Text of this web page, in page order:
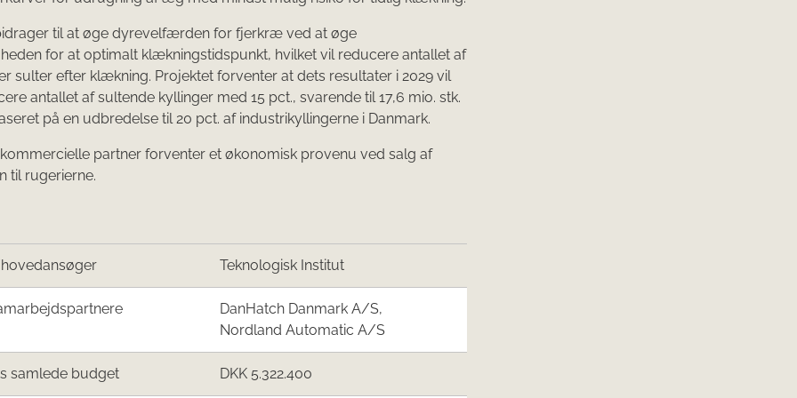
til at øge dyrevelfærden for fjerkræ ved at øge
for at optimalt klækningstidspunkt, hvilket vil reducere antallet af
sulter efter klækning. Projektet forventer at dets resultater i 2029 vil
antallet af sultende kyllinger med 15 pct., svarende til 17,6 mio. stk.
på en udbredelse til 20 pct. af industrikyllingerne i Danmark.
partner forventer et økonomisk provenu ved salg af
til rugerierne.
Teknologisk Institut
DanHatch Danmark A/S,
Nordland Automatic A/S
samlede budget DKK 5.322.400